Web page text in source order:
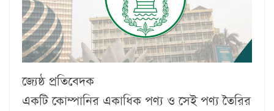
জ্যেষ্ঠ প্রতিবেদক
একটি কোম্পানির একাধিক পণ্য ও সেই পণ্য তৈরির